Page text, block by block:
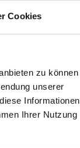
Cookies
zu können
unserer
Informationen
Ihrer Nutzung